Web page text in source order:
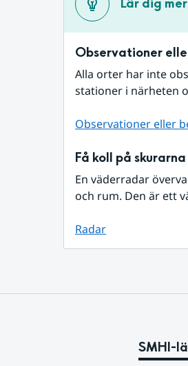
Lär dig mer
Observationer
Alla orter har inte
stationer i närheten
Observationer eller
Få koll på skurarna
En väderradar
och rum. Den är ett
Radar
SMHI-